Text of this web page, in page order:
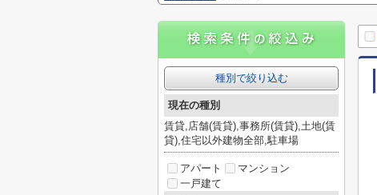
種別で絞り込む
現在の種別
賃貸,店舗(賃貸),事務所(賃貸),土地(賃
貸),住宅以外建物全部,駐車場
アパート
マンション
一戸建て